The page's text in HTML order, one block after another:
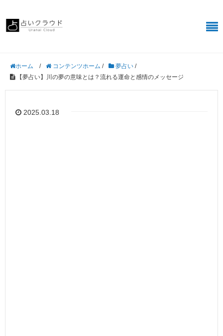
ホーム / コンテンツホーム / 夢占い /
【夢占い】川の夢の意味とは？流れる運命と感情のメッセージ
2025.03.18